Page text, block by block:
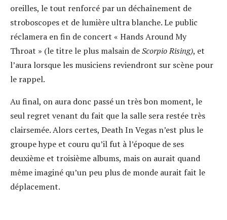
oreilles, le tout renforcé par un déchaînement de
stroboscopes et de lumière ultra blanche. Le public
réclamera en fin de concert « Hands Around My
Throat » (le titre le plus malsain deScorpio Rising), et
l’aura lorsque les musiciens reviendront sur scène pour
le rappel.
Au final, on aura donc passé un très bon moment, le
seul regret venant du fait que la salle sera restée très
clairsemée. Alors certes, Death In Vegas n’est plus le
groupe hype et couru qu’il fut à l’époque de ses
deuxième et troisième albums, mais on aurait quand
même imaginé qu’un peu plus de monde aurait fait le
déplacement.